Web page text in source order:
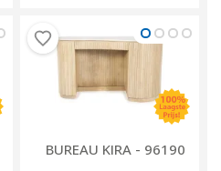
BUREAU KIRA - 96190